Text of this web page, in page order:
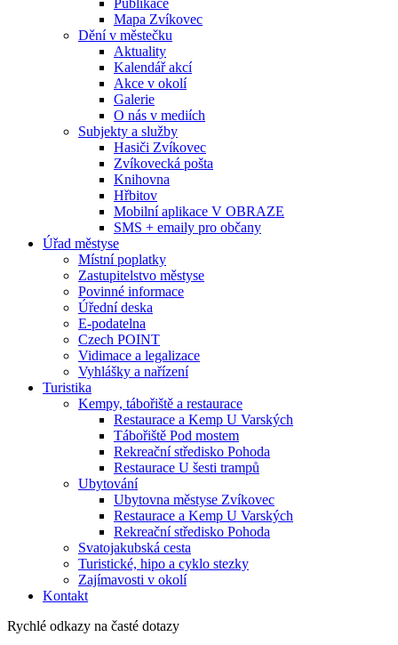
Publikace
Mapa Zvíkovec
Dění v městečku
Aktuality
Kalendář akcí
Akce v okolí
Galerie
O nás v mediích
Subjekty a služby
Hasiči Zvíkovec
Zvíkovecká pošta
Knihovna
Hřbitov
Mobilní aplikace V OBRAZE
SMS + emaily pro občany
Úřad městyse
Místní poplatky
Zastupitelstvo městyse
Povinné informace
Úřední deska
E-podatelna
Czech POINT
Vidimace a legalizace
Vyhlášky a nařízení
Turistika
Kempy, tábořiště a restaurace
Restaurace a Kemp U Varských
Tábořiště Pod mostem
Rekreační středisko Pohoda
Restaurace U šesti trampů
Ubytování
Ubytovna městyse Zvíkovec
Restaurace a Kemp U Varských
Rekreační středisko Pohoda
Svatojakubská cesta
Turistické, hipo a cyklo stezky
Zajímavosti v okolí
Kontakt
Rychlé odkazy na časté dotazy